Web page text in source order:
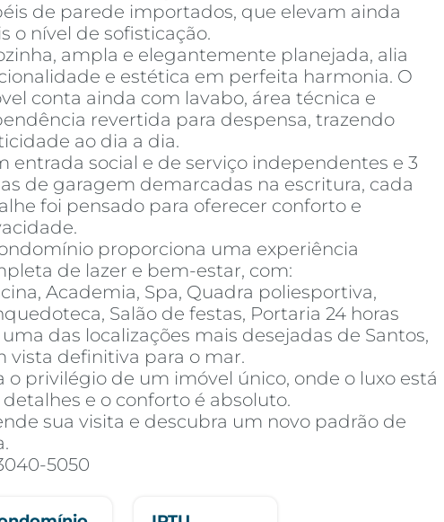
de parede importados, que elevam ainda
o nível de sofisticação.
ampla e elegantemente planejada, alia
e estética em perfeita harmonia. O
conta ainda com lavabo, área técnica e
revertida para despensa, trazendo
ao dia a dia.
entrada social e de serviço independentes e 3
de garagem demarcadas na escritura, cada
foi pensado para oferecer conforto e
proporciona uma experiência
de lazer e bem-estar, com:
Academia, Spa, Quadra poliesportiva,
Salão de festas, Portaria 24 horas
das localizações mais desejadas de Santos,
vista definitiva para o mar.
o privilégio de um imóvel único, onde o luxo está
detalhes e o conforto é absoluto.
sua visita e descubra um novo padrão de
5050